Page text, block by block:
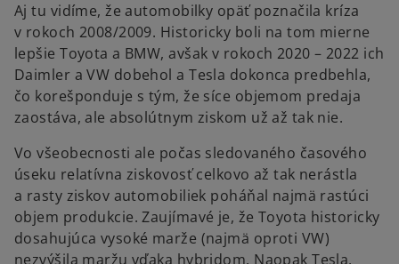
Aj tu vidíme, že automobilky opäť poznačila kríza
v rokoch 2008/2009. Historicky boli na tom mierne
lepšie Toyota a BMW, avšak v rokoch 2020 – 2022 ich
Daimler a VW dobehol a Tesla dokonca predbehla,
čo korešponduje s tým, že síce objemom predaja
zaostáva, ale absolútnym ziskom už až tak nie.
Vo všeobecnosti ale počas sledovaného časového
úseku relatívna ziskovosť celkovo až tak nerástla
a rasty ziskov automobiliek poháňal najmä rastúci
objem produkcie. Zaujímavé je, že Toyota historicky
dosahujúca vysoké marže (najmä oproti VW)
nezvýšila maržu vďaka hybridom. Naopak Tesla,